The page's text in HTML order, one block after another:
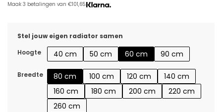
Maak 3 betalingen van €101,65.
Stel jouw eigen radiator samen
Hoogte
40 cm 50 cm 60 cm 90 cm
Breedte 80 cm 100 cm 120 cm
140 cm
160 cm
180 cm 200 cm
220 cm
260 cm